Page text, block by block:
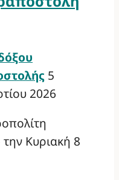
5
2026
Κυριακή 8